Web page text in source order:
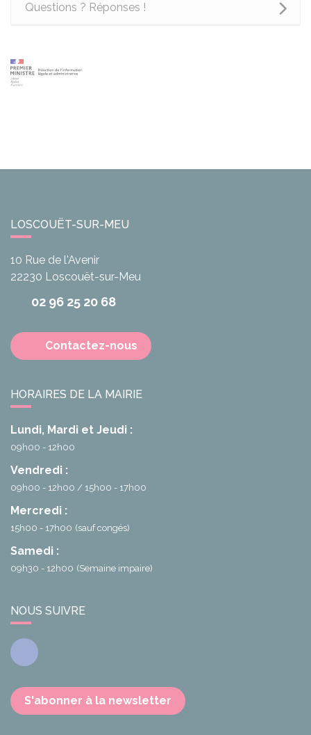
Questions ? Réponses !
LOSCOUËT-SUR-MEU
10 Rue de l'Avenir
22230 Loscouët-sur-Meu
02 96 25 20 68
Contactez-nous
HORAIRES DE LA MAIRIE
Lundi, Mardi et Jeudi :
09h00 - 12h00
Vendredi :
09h00 - 12h00 15h00 - 17h00
Mercredi :
15h00 - 17h00 (sauf congés)
Samedi :
09h30 - 12h00 (Semaine impaire)
NOUS SUIVRE
Facebook
S'abonner à la newsletter